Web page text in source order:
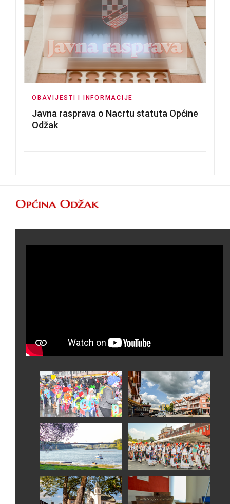
OBAVIJESTI I INFORMACIJE
Javna rasprava o Nacrtu statuta Općine
Odžak